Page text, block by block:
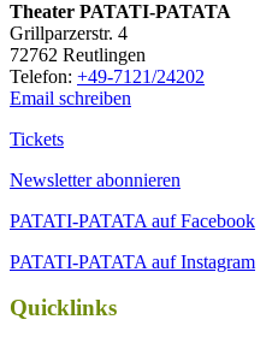
Thea­ter PATATI-PATATA
Grill­par­zer­str. 4
72762 Reutlingen
Tele­fon: +49-7121/24202
Email schreiben
Tickets
Newsletter abonnieren
PATATI-PATATA auf Facebook
PATATI-PATATA auf Instagram
Quicklinks